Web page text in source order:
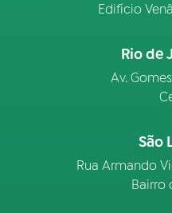
Edifício
Rio de
Av.
São
Rua Armando
Bairro